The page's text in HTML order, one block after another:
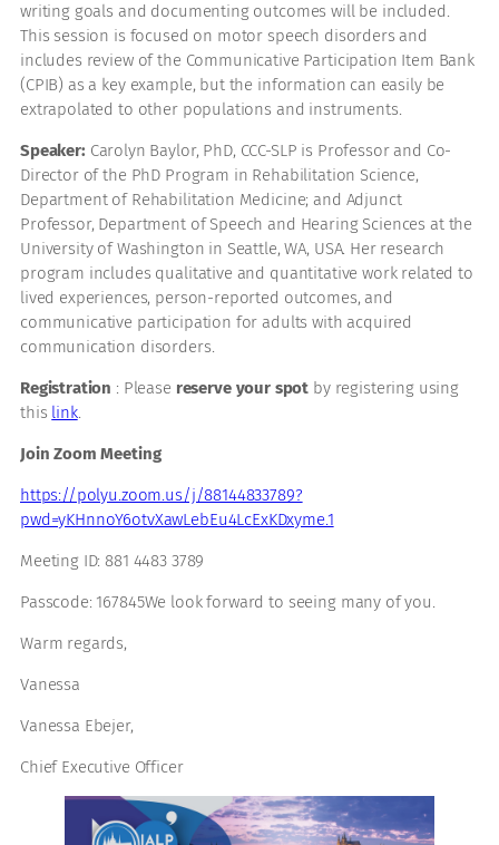
writing goals and documenting outcomes will be included.
This session is focused on motor speech disorders and
includes review of the Communicative Participation Item Bank
(CPIB) as a key example, but the information can easily be
extrapolated to other populations and instruments.
Speaker: Carolyn Baylor, PhD, CCC-SLP is Professor and Co-
Director of the PhD Program in Rehabilitation Science,
Department of Rehabilitation Medicine; and Adjunct
Professor, Department of Speech and Hearing Sciences at the
University of Washington in Seattle, WA, USA. Her research
program includes qualitative and quantitative work related to
lived experiences, person-reported outcomes, and
communicative participation for adults with acquired
communication disorders.
Registration : Please reserve your spot by registering using
this link.
Join Zoom Meeting
https://polyu.zoom.us/j/88144833789?
pwd=yKHnnoY6otvXawLebEu4LcExKDxyme.1
Meeting ID: 881 4483 3789
Passcode: 167845We look forward to seeing many of you.
Warm regards,
Vanessa
Vanessa Ebejer,
Chief Executive Officer